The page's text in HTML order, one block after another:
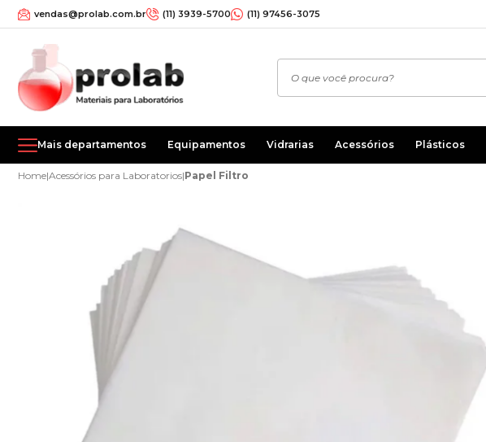
vendas@prolab.com.br (11) 3939-5700 (11) 97456-3075
Mais departamentos Equipamentos Vidrarias Acessórios Plásticos
Home|Acessórios para Laboratorios|Papel Filtro